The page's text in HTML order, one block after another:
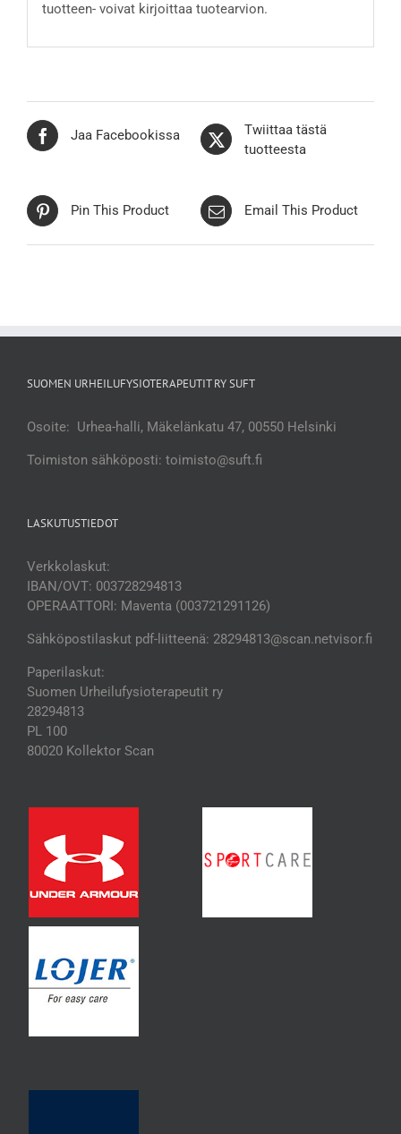
tuotteen- voivat kirjoittaa tuotearvion.
Jaa Facebookissa
Twiittaa tästä
tuotteesta
Pin This Product Email This Product
SUOMEN URHEILUFYSIOTERAPEUTIT RY SUFT
Osoite: Urhea-halli, Mäkelänkatu 47, 00550 Helsinki
Toimiston sähköposti: toimisto@suft.fi
LASKUTUSTIEDOT
Verkkolaskut:
IBAN/OVT: 003728294813
OPERAATTORI: Maventa (003721291126)
Sähköpostilaskut pdf-liitteenä: 28294813@scan.netvisor.fi
Paperilaskut:
Suomen Urheilufysioterapeutit ry
28294813
PL 100
80020 Kollektor Scan